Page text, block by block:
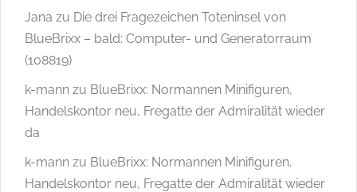
Jana zu Die drei Fragezeichen Toteninsel von
BlueBrixx – bald: Computer- und Generatorraum
(108819)
k-mann zu BlueBrixx: Normannen Minifiguren,
Handelskontor neu, Fregatte der Admiralität wieder
da
k-mann zu BlueBrixx: Normannen Minifiguren,
Handelskontor neu, Fregatte der Admiralität wieder